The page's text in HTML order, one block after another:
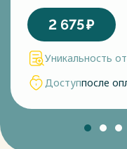
2 675₽
Уникальность от
Доступпосле